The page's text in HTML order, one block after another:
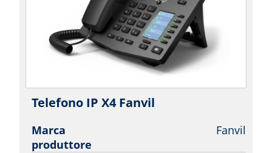
Telefono IP X4 Fanvil
Marca
produttore
Fanvil